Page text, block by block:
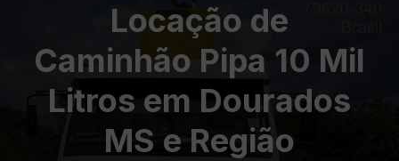
Locação de
Caminhão Pipa 10 Mil
Litros em Dourados
MS e Região